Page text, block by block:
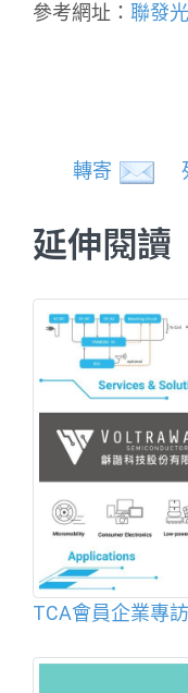
參考網址： 聯發
轉寄
延伸閱讀
TCA會員企業專